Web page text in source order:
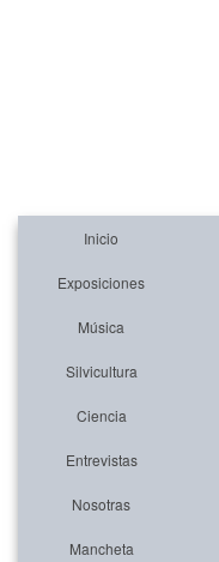
Inicio
Exposiciones
Música
Silvicultura
Ciencia
Entrevistas
Nosotras
Mancheta